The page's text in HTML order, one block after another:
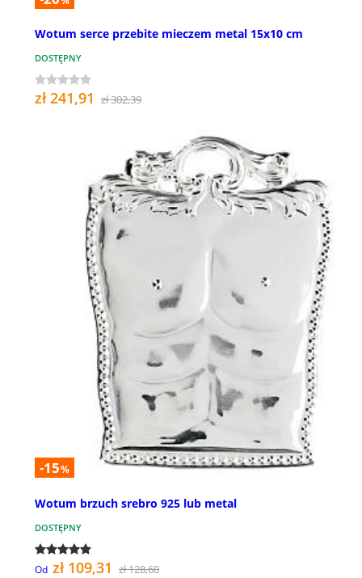
Wotum serce przebite mieczem metal 15x10 cm
DOSTĘPNY
zł 241,91 zł 302,39
-15%
Wotum brzuch srebro 925 lub metal
DOSTĘPNY
Od zł 109,31 zł 128,60